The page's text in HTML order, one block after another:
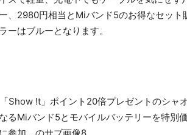
、2980円相当とMiバンド5のお得なセッ
ーはブルーとなります。